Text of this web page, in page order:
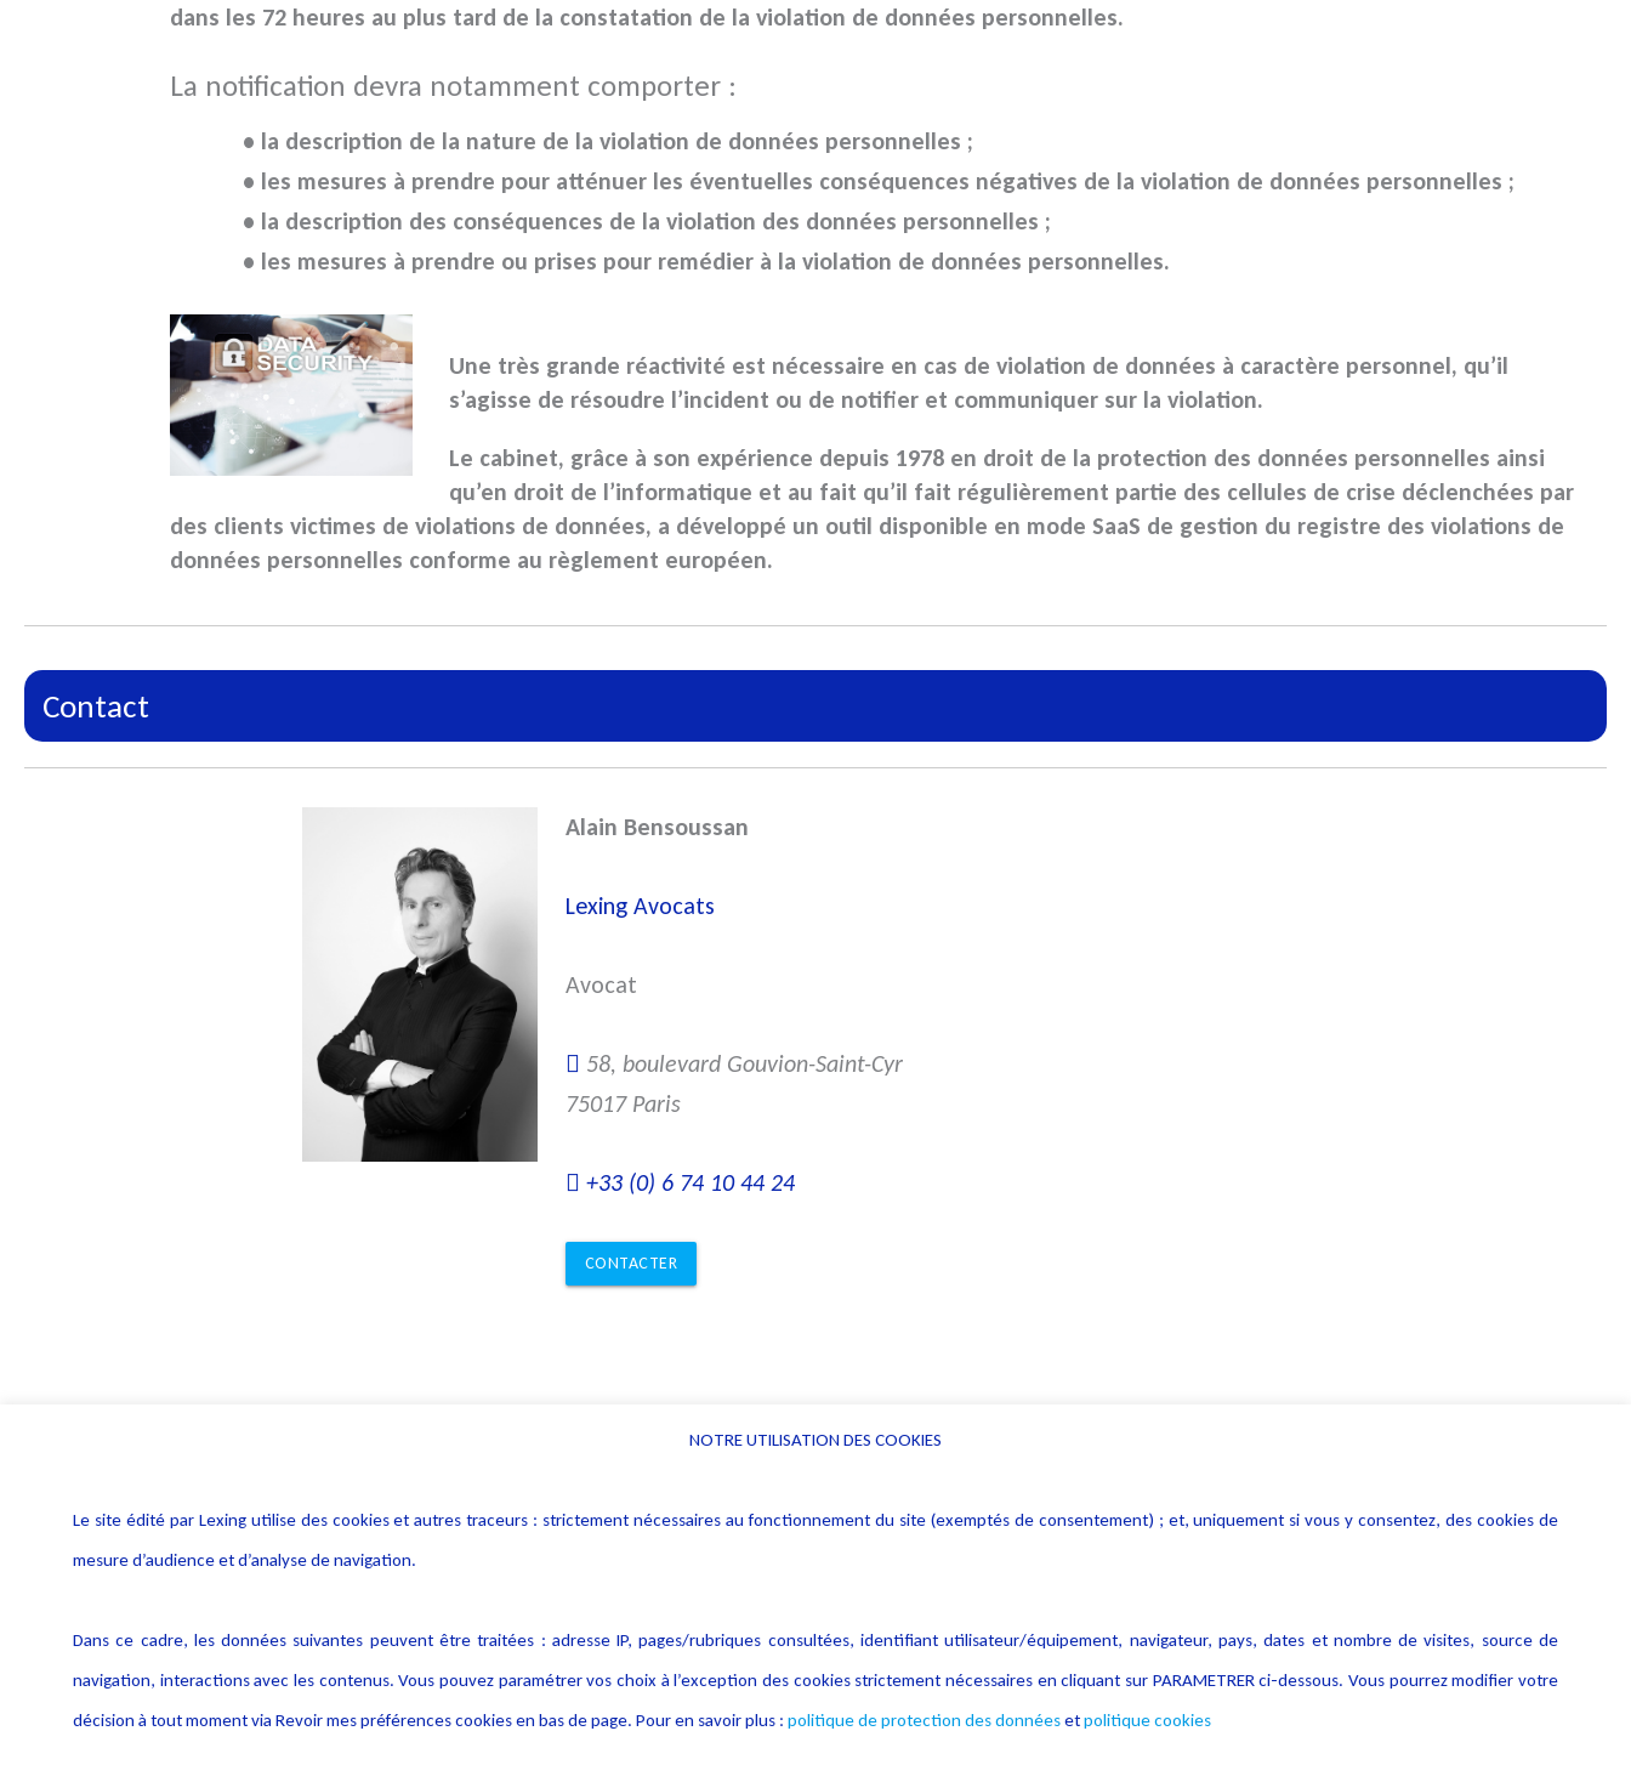
dans les 72 heures au plus tard de la constatation de la violation de données personnelles.
La notification devra notamment comporter :
• la description de la nature de la violation de données personnelles ;
• les mesures à prendre pour atténuer les éventuelles conséquences négatives de la violation de données personnelles ;
• la description des conséquences de la violation des données personnelles ;
• les mesures à prendre ou prises pour remédier à la violation de données personnelles.
Une très grande réactivité est nécessaire en cas de violation de données à caractère personnel, qu’il
s’agisse de résoudre l’incident ou de notifier et communiquer sur la violation.
Le cabinet, grâce à son expérience depuis 1978 en droit de la protection des données personnelles ainsi
qu’en droit de l’informatique et au fait qu’il fait régulièrement partie des cellules de crise déclenchées par
des clients victimes de violations de données, a développé un outil disponible en mode SaaS de gestion du registre des violations de
données personnelles conforme au règlement européen.
Contact
Alain Bensoussan
Lexing Avocats
Avocat
58, boulevard Gouvion-Saint-Cyr
75017 Paris
+33 (0) 6 74 10 44 24
CONTACTER
Politique de protection des
données
Politique cookies
NOTRE UTILISATION DES COOKIES
Le site édité par Lexing utilise des cookies et autres traceurs : strictement nécessaires au fonctionnement du site (exemptés de consentement) ; et, uniquement si vous y consentez, des cookies de
mesure d’audience et d’analyse de navigation.
Dans ce cadre, les données suivantes peuvent être traitées : adresse IP, pages/rubriques consultées, identifiant utilisateur/équipement, navigateur, pays, dates et nombre de visites, source de
navigation, interactions avec les contenus. Vous pouvez paramétrer vos choix à l’exception des cookies strictement nécessaires en cliquant sur PARAMETRER ci-dessous. Vous pourrez modifier votre
décision à tout moment via Revoir mes préférences cookies en bas de page. Pour en savoir plus : politique de protection des donnéesetpolitique cookies